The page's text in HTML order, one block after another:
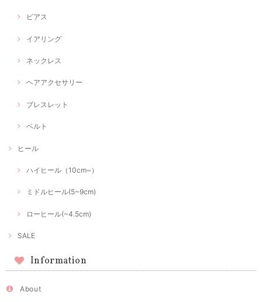
ピアス
イアリング
ネックレス
ヘアアクセサリー
ブレスレット
ベルト
ヒール
ハイヒール（10cm~）
ミドルヒール(5~9cm)
ローヒール(~4.5cm)
SALE
Information
About